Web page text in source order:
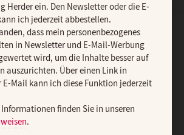
Datenschutz Barrierefreiheit
Impressum
Herder ein. Den Newsletter oder die E-
ich jederzeit abbestellen.
dass mein personenbezogenes
in Newsletter und E-Mail-Werbung
wird, um die Inhalte besser auf
auszurichten. Über einen Link in
E-Mail kann ich diese Funktion jederzeit
finden Sie in unseren
.